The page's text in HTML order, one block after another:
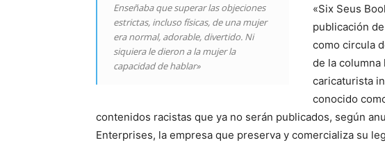
Enseñaba que superar las objeciones
estrictas, incluso físicas, de una mujer
era normal, adorable, divertido. Ni
siquiera le dieron a la mujer la
capacidad de hablar»
«Six Seus
publicación
como circula
de la
caricaturista
conocido
contenidos racistas que ya no serán publicados, según
Enterprises, la empresa que preserva y comercializa su